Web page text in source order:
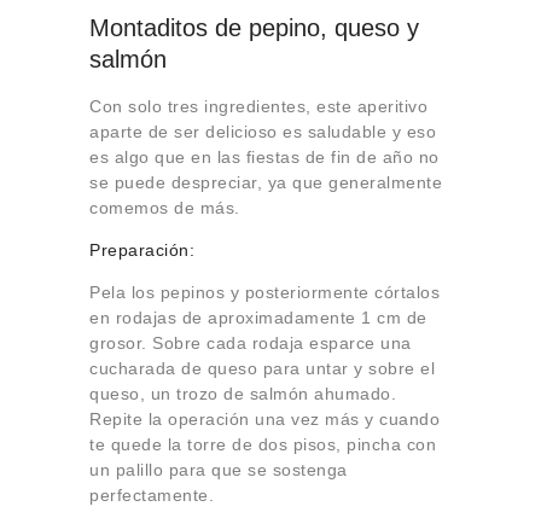
Montaditos de pepino, queso y
salmón
Con solo tres ingredientes, este aperitivo
aparte de ser delicioso es saludable y eso
es algo que en las fiestas de fin de año no
se puede despreciar, ya que generalmente
comemos de más.
Preparación:
Pela los pepinos y posteriormente córtalos
en rodajas de aproximadamente 1 cm de
grosor. Sobre cada rodaja esparce una
cucharada de queso para untar y sobre el
queso, un trozo de salmón ahumado.
Repite la operación una vez más y cuando
te quede la torre de dos pisos, pincha con
un palillo para que se sostenga
perfectamente.